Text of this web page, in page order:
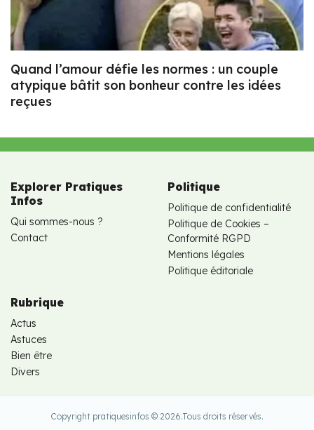
Quand l’amour défie les normes : un couple
atypique bâtit son bonheur contre les idées
reçues
Explorer Pratiques
Infos
Qui sommes-nous ?
Contact
Politique
Politique de confidentialité
Politique de Cookies –
Conformité RGPD
Mentions légales
Politique éditoriale
Rubrique
Actus
Astuces
Bien être
Divers
Copyright pratiquesinfos © 2026.Tous droits réservés.